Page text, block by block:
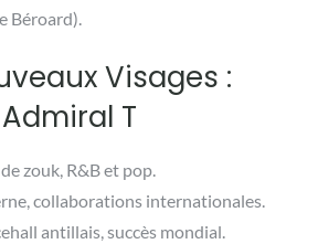
Béroard).
Visages :
T
zouk, R&B et pop.
collaborations internationales.
antillais, succès mondial.